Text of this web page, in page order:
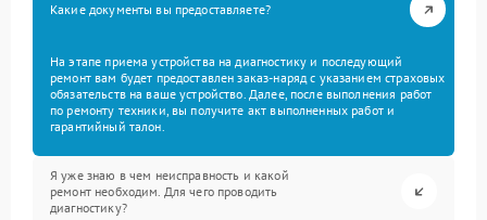
Какие документы вы предоставляете?
На этапе приема устройства на диагностику и последующий
ремонт вам будет предоставлен заказ-наряд с указанием страховых
обязательств на ваше устройство. Далее, после выполнения работ
по ремонту техники, вы получите акт выполненных работ и
гарантийный талон.
Я уже знаю в чем неисправность и какой
ремонт необходим. Для чего проводить
диагностику?